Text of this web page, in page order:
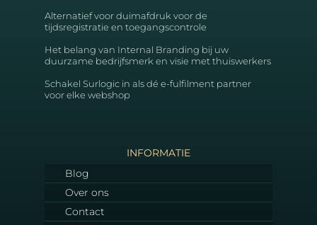
Alternatief voor duimafdruk voor de
tijdsregistratie en toegangscontrole
Het belang van Internal Branding bij uw
duurzame bedrijfsmerk en visie met thuiswerkers
Schakel Surlogic in als dé e-fulfilment partner
voor elke webshop
INFORMATIE
Blog
Over ons
Contact